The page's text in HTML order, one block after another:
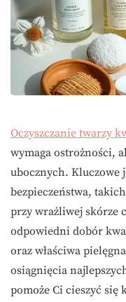
Oczyszczanie twarzy
wymaga ostrożności,
ubocznych. Kluczowe
bezpieczeństwa,
przy wrażliwej skórze
odpowiedni dobór
oraz właściwa
osiągnięcia
pomoże Ci cieszyć się